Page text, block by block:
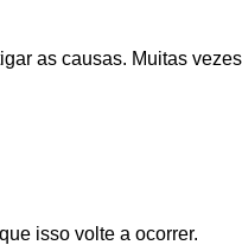
as causas. Muitas
isso volte a ocorrer.